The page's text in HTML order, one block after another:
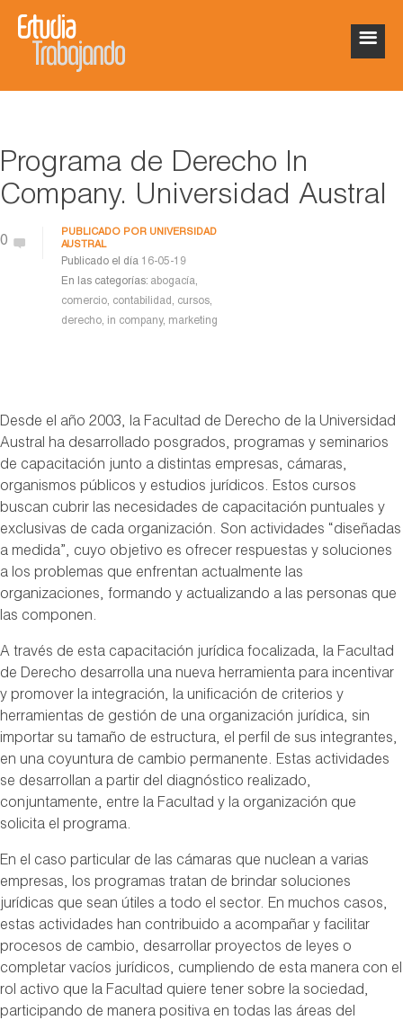
Programa de Derecho In
Company. Universidad Austral
0
PUBLICADO POR UNIVERSIDAD
AUSTRAL
Publicado el día 16-05-19
En las categorías: abogacía,
comercio, contabilidad , cursos,
derecho, in company, marketing
Desde el año 2003, la Facultad de Derecho de la Universidad
Austral ha desarrollado posgrados, programas y seminarios
de capacitación junto a distintas empresas, cámaras,
organismos públicos y estudios jurídicos. Estos cursos
buscan cubrir las necesidades de capacitación puntuales y
exclusivas de cada organización. Son actividades “diseñadas
a medida”, cuyo objetivo es ofrecer respuestas y soluciones
a los problemas que enfrentan actualmente las
organizaciones, formando y actualizando a las personas que
las componen.
A través de esta capacitación jurídica focalizada, la Facultad
de Derecho desarrolla una nueva herramienta para incentivar
y promover la integración, la unificación de criterios y
herramientas de gestión de una organización jurídica, sin
importar su tamaño de estructura, el perfil de sus integrantes,
en una coyuntura de cambio permanente. Estas actividades
se desarrollan a partir del diagnóstico realizado,
conjuntamente, entre la Facultad y la organización que
solicita el programa.
En el caso particular de las cámaras que nuclean a varias
empresas, los programas tratan de brindar soluciones
jurídicas que sean útiles a todo el sector. En muchos casos,
estas actividades han contribuido a acompañar y facilitar
procesos de cambio, desarrollar proyectos de leyes o
completar vacíos jurídicos, cumpliendo de esta manera con el
rol activo que la Facultad quiere tener sobre la sociedad,
participando de manera positiva en todas las áreas del